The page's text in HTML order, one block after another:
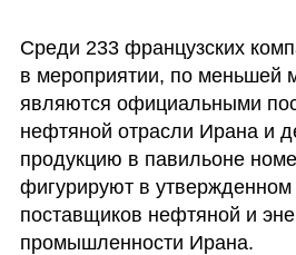
Среди 233 французских
в мероприятии, по меньшей
являются официальными
нефтяной отрасли Ирана и
продукцию в павильоне
фигурируют в утвержденном
поставщиков нефтяной и
промышленности Ирана.